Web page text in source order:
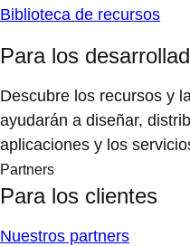
Biblioteca de recursos
Para los
Descubre los recursos y
ayudarán a diseñar,
aplicaciones y los
Partners
Para los clientes
Nuestros partners